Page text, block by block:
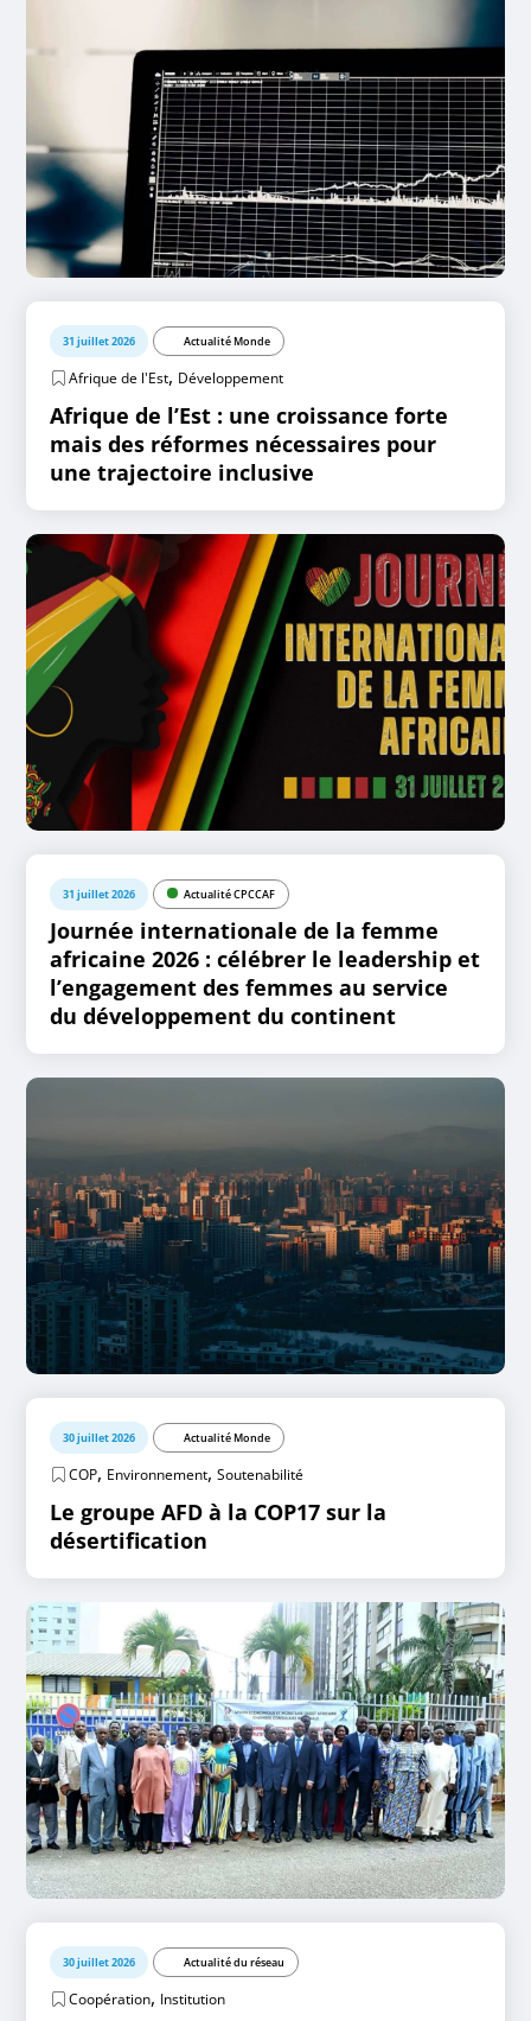
31 juillet 2026 Actualité Monde
Afrique de l'Est, Développement
Afrique de l’Est : une croissance forte
mais des réformes nécessaires pour
une trajectoire inclusive
31 juillet 2026 Actualité CPCCAF
Journée internationale de la femme
africaine 2026 : célébrer le leadership et
l’engagement des femmes au service
du développement du continent
30 juillet 2026 Actualité Monde
COP, Environnement,Soutenabilité
Le groupe AFD à la COP17 sur la
désertification
30 juillet 2026 Actualité du réseau
Coopération, Institution